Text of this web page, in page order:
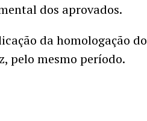
dos aprovados.
da homologação do
pelo mesmo período.